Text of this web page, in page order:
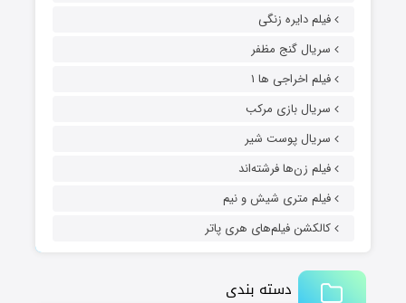
فیلم دایره زنگی
سریال گنج مظفر
فیلم اخراجی ها ۱
سریال بازی مرکب
سریال پوست شیر
فیلم زن‌ها فرشته‌اند
فیلم متری شیش و نیم
کالکشن فیلم‌های هری پاتر
دسته بندی